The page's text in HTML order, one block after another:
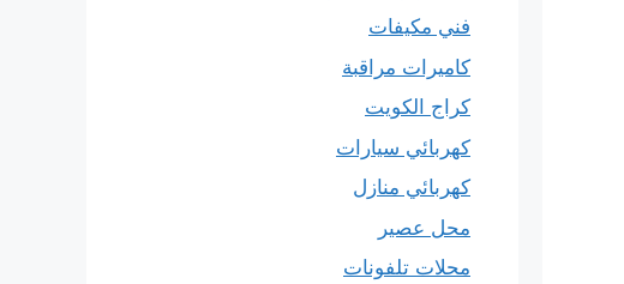
فني مكيفات
كاميرات مراقبة
كراج الكويت
كهربائي سيارات
كهربائي منازل
محل عصير
محلات تلفونات